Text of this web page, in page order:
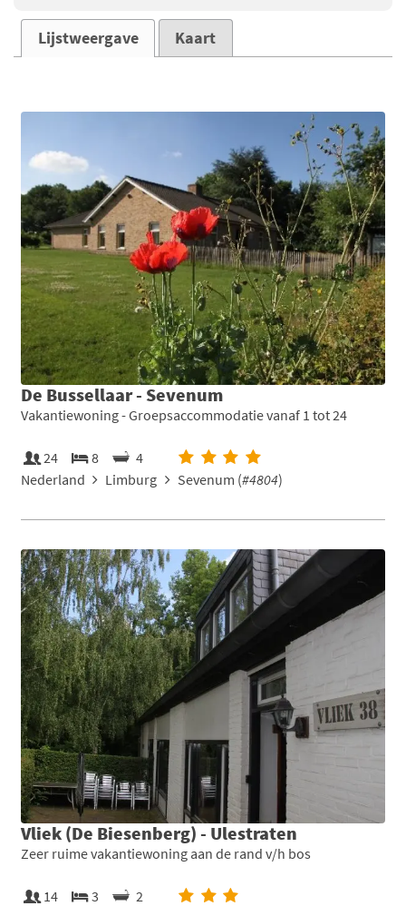
Lijstweergave Kaart
De Bussellaar - Sevenum
Vakantiewoning - Groepsaccommodatie vanaf 1 tot 24
24 8
4
Nederland
Limburg Sevenum (#4804)
Vliek (De Biesenberg) - Ulestraten
Zeer ruime vakantiewoning aan de rand v/h bos
14 3
2